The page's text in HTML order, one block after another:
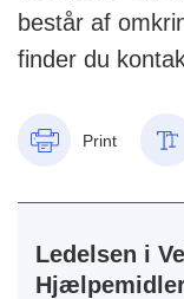
består af
finder du
Print
Ledelsen i